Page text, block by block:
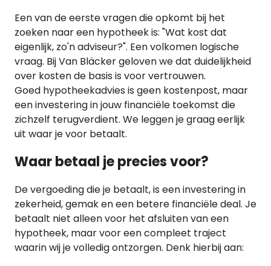
Een van de eerste vragen die opkomt bij het
zoeken naar een hypotheek is: "Wat kost dat
eigenlijk, zo'n adviseur?". Een volkomen logische
vraag. Bij Van Bläcker geloven we dat duidelijkheid
over kosten de basis is voor vertrouwen.
Goed hypotheekadvies is geen kostenpost, maar
een investering in jouw financiële toekomst die
zichzelf terugverdient. We leggen je graag eerlijk
uit waar je voor betaalt.
Waar betaal je precies voor?
De vergoeding die je betaalt, is een investering in
zekerheid, gemak en een betere financiële deal. Je
betaalt niet alleen voor het afsluiten van een
hypotheek, maar voor een compleet traject
waarin wij je volledig ontzorgen. Denk hierbij aan: